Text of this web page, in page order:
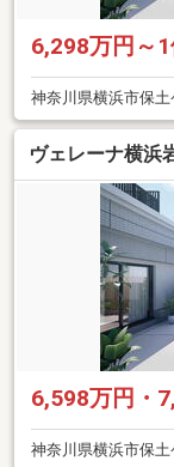
6,298万円～
神奈川県横浜市保
ヴェレーナ横
6,598万円・
神奈川県横浜市保